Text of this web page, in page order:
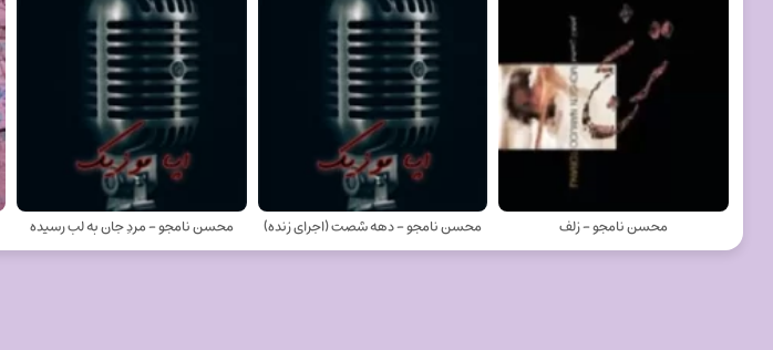
محسن نامجو - زلف محسن نامجو - دهه شصت (اجرای زنده) محسن نامجو - مردِ جان به لب رسیده